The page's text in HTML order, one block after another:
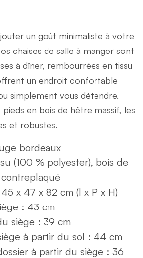
un goût minimaliste à votre
chaises de salle à manger sont
à dîner, rembourrées en tissu
un endroit confortable
simplement vous détendre.
pieds en bois de hêtre massif, les
et robustes.
bordeaux
(100 % polyester), bois de
x 47 x 82 cm (l x P x H)
: 43 cm
siège : 39 cm
à partir du sol : 44 cm
à partir du siège : 36